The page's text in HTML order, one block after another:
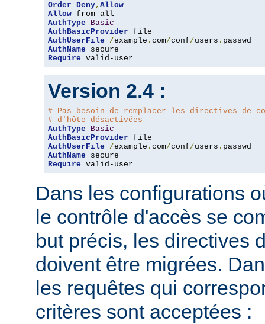
Order Deny, Allow
Allow
AuthType
Basic
AuthBasicProvider
AuthUserFile
/example . com/conf/users .
AuthName
Require valid-user
Version 2.4 :
# Pas besoin de remplacer les directives de
# d'hôte désactivées
AuthType
Basic
AuthBasicProvider
AuthUserFile
/example . com/conf/users .
AuthName
Require valid-user
Dans les configurations
le contrôle d'accès se
but précis, les directives
doivent être migrées.
les requêtes qui
critères sont acceptées :